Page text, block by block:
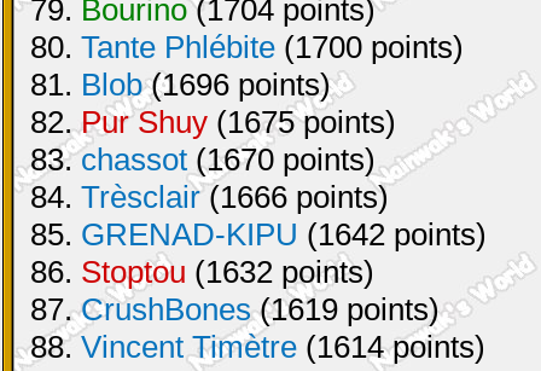
79. Bourino(1704 points)
80. Tante Phlébite (1700 points)
81. Blob(1696 points)
82.Pur Shuy (1675 points)
83.chassot (1670 points)
84. Trèsclair(1666 points)
85. GRENAD-KIPU (1642 points)
86. Stoptou (1632 points)
87.CrushBones(1619 points)
88.Vincent Timètre (1614 points)